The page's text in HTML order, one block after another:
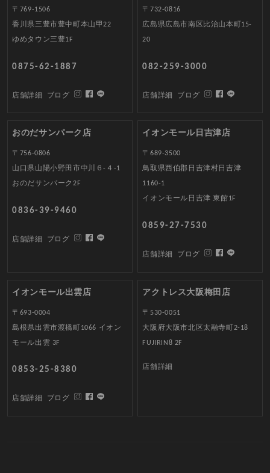
〒769-1506
香川県三豊市豊中町本山甲22
ゆめタウン三豊1F
0875-62-1887
店舗詳細 ブログ
〒732-0816
広島県広島市南区比治山本町15-
20
082-259-3000
店舗詳細 ブログ
おのだサンパーク店
〒756-0806
山口県山陽小野田市中川６-４-1
おのだサンパーク2F
0836-39-9460
店舗詳細 ブログ
イオンモール日吉津店
〒689-3500
鳥取県西伯郡日吉津村日吉津
1160-1
イオンモール日吉津 東館1F
0859-27-7530
店舗詳細 ブログ
イオンモール出雲店
〒693-0004
島根県出雲市渡橋町1066 イオン
モール出雲 3F
0853-25-8380
店舗詳細 ブログ
アクトレス大阪梅田店
〒530-0051
大阪府大阪市北区太融寺町2-18
FUJIRIN8 2F
店舗詳細